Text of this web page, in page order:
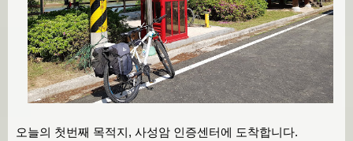
오늘의 첫번째 목적지, 사성암 인증센터에 도착합니다.